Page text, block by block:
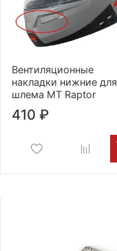
Вентиляционные
накладки нижние для
шлема MT Raptor
410 ₽